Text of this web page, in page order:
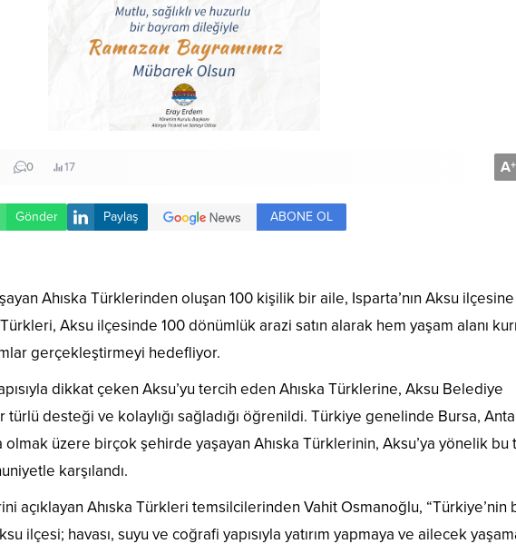
0 17 A+
Gönder Paylaş ABONE OL
Ahıska Türklerinden oluşan 100 kişilik bir aile, Isparta’nın Aksu ilçesine
Aksu ilçesinde 100 dönümlük arazi satın alarak hem yaşam alanı
gerçekleştirmeyi hedefliyor.
dikkat çeken Aksu’yu tercih eden Ahıska Türklerine, Aksu Belediye
türlü desteği ve kolaylığı sağladığı öğrenildi. Türkiye genelinde Bursa,
olmak üzere birçok şehirde yaşayan Ahıska Türklerinin, Aksu’ya yönelik bu
karşılandı.
açıklayan Ahıska Türkleri temsilcilerinden Vahit Osmanoğlu, “Türkiye’nin
ilçesi; havası, suyu ve coğrafi yapısıyla yatırım yapmaya ve ailecek